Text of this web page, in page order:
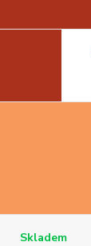
Skladem